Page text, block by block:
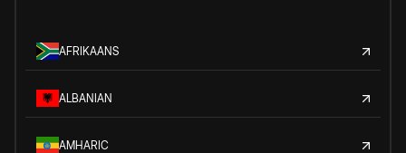
AFRIKAANS
ALBANIAN
AMHARIC